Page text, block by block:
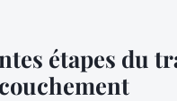
étapes du